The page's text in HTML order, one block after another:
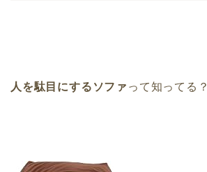
人を駄目にするソファ って知ってる？